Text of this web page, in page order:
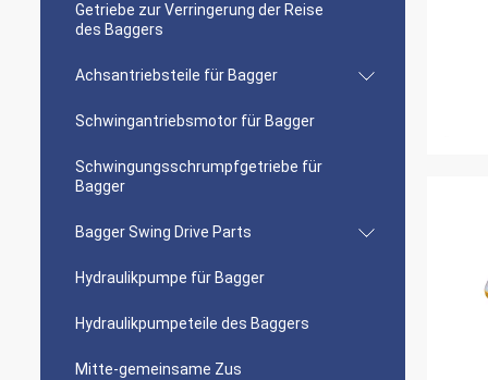
Getriebe zur Verringerung der Reise
des Baggers
Achsantriebsteile für Bagger
Schwingantriebsmotor für Bagger
Schwingungsschrumpfgetriebe für
Bagger
Bagger Swing Drive Parts
Hydraulikpumpe für Bagger
Hydraulikpumpeteile des Baggers
Mitte-gemeinsame Zus